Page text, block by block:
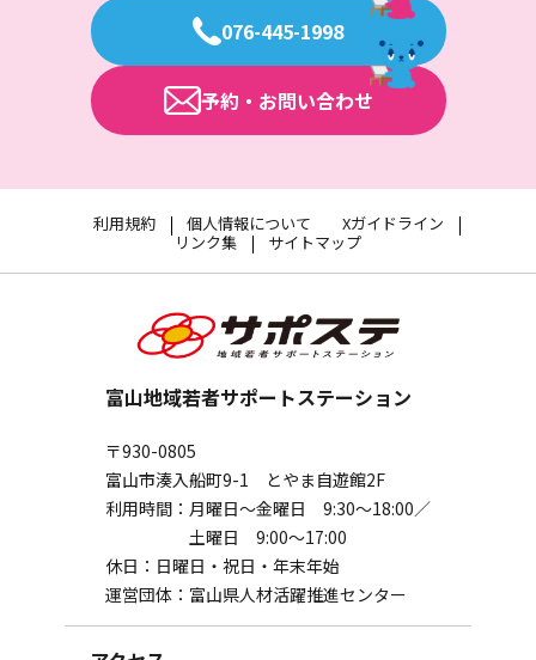
076-445-1998
予約・お問い合わせ
利用規約 個人情報について
Xガイドライン
リンク集
サイトマップ
富山地域若者サポートステーション
〒930-0805
富山市湊入船町9-1 とやま自遊館2F
利用時間： 月曜日～金曜日 9:30～18:00／
土曜日 9:00～17:00
休日： 日曜日・祝日・年末年始
運営団体： 富山県人材活躍推進センター